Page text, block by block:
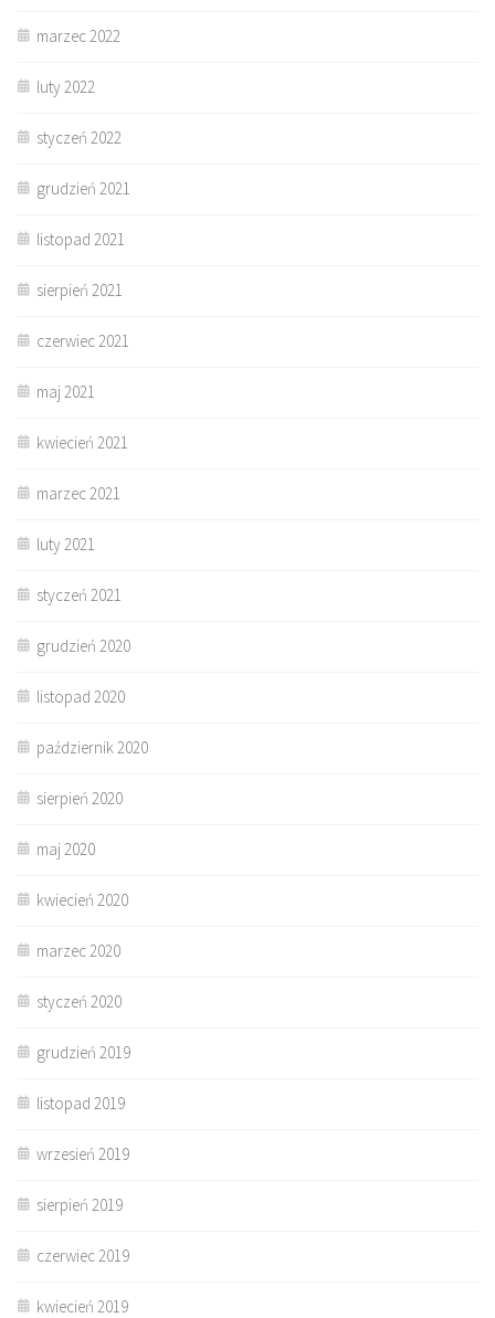
marzec 2022
luty 2022
styczeń 2022
grudzień 2021
listopad 2021
sierpień 2021
czerwiec 2021
maj 2021
kwiecień 2021
marzec 2021
luty 2021
styczeń 2021
grudzień 2020
listopad 2020
październik 2020
sierpień 2020
maj 2020
kwiecień 2020
marzec 2020
styczeń 2020
grudzień 2019
listopad 2019
wrzesień 2019
sierpień 2019
czerwiec 2019
kwiecień 2019